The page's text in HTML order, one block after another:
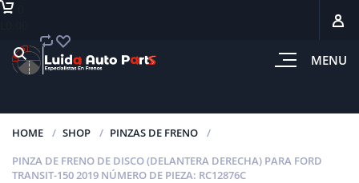
MENU
HOME SHOP
PINZAS DE FRENO
PINZA DE FRENO DE DISCO (DELANTERA DERECHA) PARA FORD
TRANSIT-150 2019 NÚMERO DE PIEZA: RC12876C